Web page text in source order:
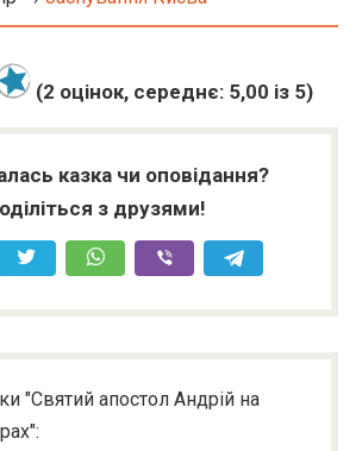
(2 оцінок, середнє: 5,00 із 5)
казка чи оповідання?
з друзями!
"Святий апостол Андрій на